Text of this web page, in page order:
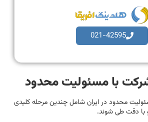
021-42595
با مسئولیت محدود
محدود در ایران شامل چندین مرحله کلیدی
با دقت طی شوند.